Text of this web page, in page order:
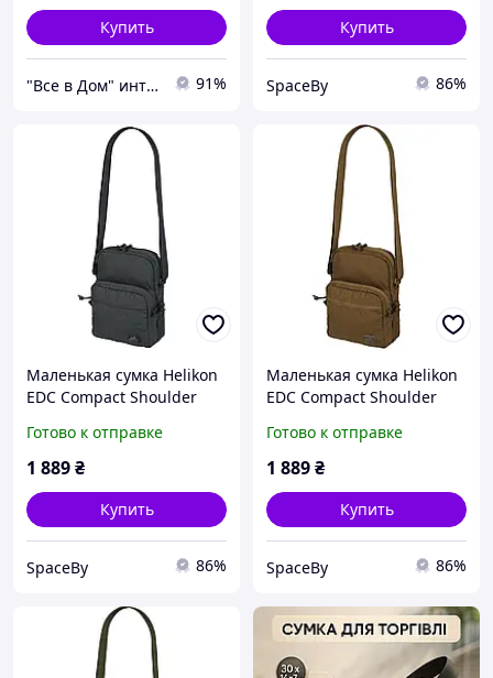
Купить
"Все в Дом" интернет-магазин 91%
Купить
SpaceBy 86%
Маленькая сумка Helikon
EDC Compact Shoulder
удобная на каждый день
темно серого цвета
Готово к отправке
1 889₴
Купить
SpaceBy 86%
Маленькая сумка Helikon
EDC Compact Shoulder
удобная на каждый день
цвета койот
Готово к отправке
1 889₴
Купить
SpaceBy 86%